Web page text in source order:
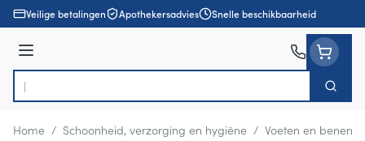
Ga naar de inhoud
Veilige betalingen Apothekersadvies Snelle beschikbaarheid
Menu
Product, merk, categorie...
Zoek
Home / Schoonheid, verzorging en hygiëne / Voeten en benen